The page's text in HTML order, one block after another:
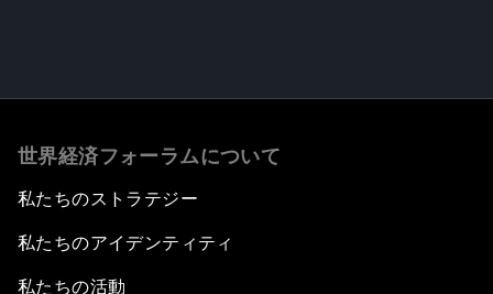
世界経済フォーラムについて
私たちのストラテジー
私たちのアイデンティティ
私たちの活動